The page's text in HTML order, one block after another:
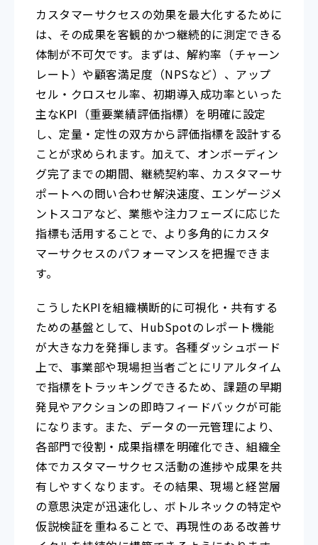
カスタマーサクセスの効果を最大化するために
は、その成果を客観的かつ継続的に測定できる
体制が不可欠です。まずは、解約率（チャーン
レート）や顧客満足度（NPSなど）、アップ
セル・クロスセル率、初期導入成功率といった
主なKPI（重要業績評価指標）を明確に設定
し、定量・定性の双方から評価指標を設計する
ことが求められます。加えて、オンボーディン
グ完了までの期間、継続契約率、カスタマーサ
ポートへの問い合わせ解決速度、エンゲージメ
ントスコアなど、業態や注力フェーズに応じた
指標も活用することで、より多角的にカスタ
マーサクセスのパフォーマンスを把握できま
す。
こうしたKPIを組織横断的に可視化・共有する
ための基盤として、HubSpotのレポート機能
が大きな力を発揮します。各種ダッシュボード
上で、事業部や現場担当者ごとにリアルタイム
で指標をトラッキングできるため、課題の早期
発見やアクションの即時フィードバックが可能
になります。また、データの一元管理により、
各部門で役割・成果指標を明確化でき、組織全
体でカスタマーサクセス活動の進捗や成果を共
有しやすくなります。その結果、現場と経営層
の意思決定が迅速化し、ボトルネックの特定や
仮説検証を重ねることで、再現性のある改善サ